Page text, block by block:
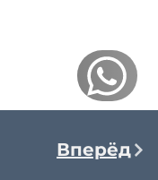
Вперёд